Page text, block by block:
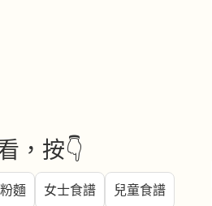
，按👇
麵 女士食譜 兒童食譜